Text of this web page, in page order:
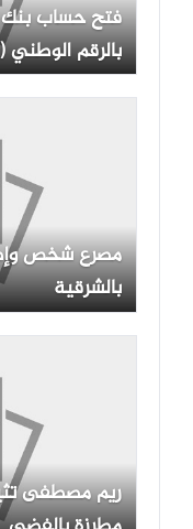
بالرقم
بالشرقية
ريم مصطفى